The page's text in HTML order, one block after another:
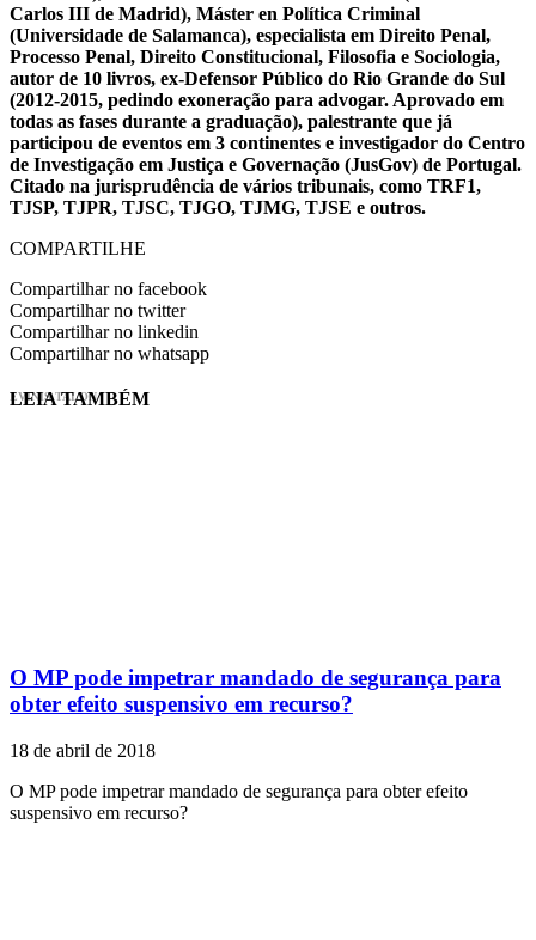
Carlos III de Madrid), Máster en Política Criminal
(Universidade de Salamanca), especialista em Direito Penal,
Processo Penal, Direito Constitucional, Filosofia e Sociologia,
autor de 10 livros, ex-Defensor Público do Rio Grande do Sul
(2012-2015, pedindo exoneração para advogar. Aprovado em
todas as fases durante a graduação), palestrante que já
participou de eventos em 3 continentes e investigador do Centro
de Investigação em Justiça e Governação (JusGov) de Portugal.
Citado na jurisprudência de vários tribunais, como TRF1,
TJSP, TJPR, TJSC, TJGO, TJMG, TJSE e outros.
COMPARTILHE
Compartilhar no facebook
Compartilhar no twitter
Compartilhar no linkedin
Compartilhar no whatsapp
EVINIS TALON
LEIA TAMBÉM
O MP pode impetrar mandado de segurança para
obter efeito suspensivo em recurso?
18 de abril de 2018
O MP pode impetrar mandado de segurança para obter efeito
suspensivo em recurso?